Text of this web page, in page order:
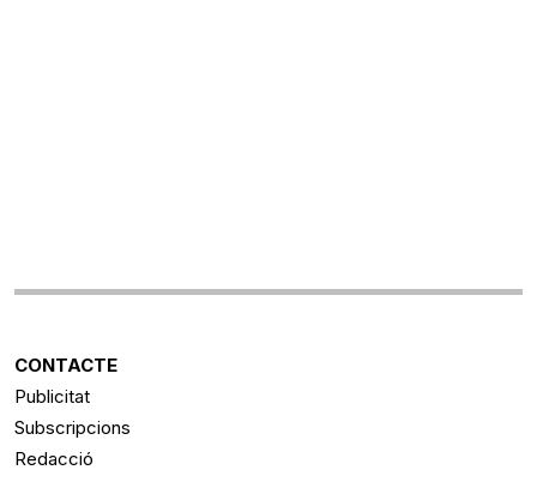
CONTACTE
Publicitat
Subscripcions
Redacció